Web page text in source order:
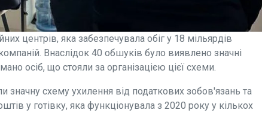
центрів, яка забезпечувала обіг у 18 мільярдів
Внаслідок 40 обшуків було виявлено значні
осіб, що стояли за організацією цієї схеми.
значну схему ухилення від податкових зобов'язань та
у готівку, яка функціонувала з 2020 року у кількох